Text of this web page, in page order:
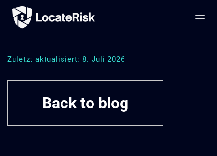
Zuletzt aktualisiert: 8. Juli 2026
Back to blog